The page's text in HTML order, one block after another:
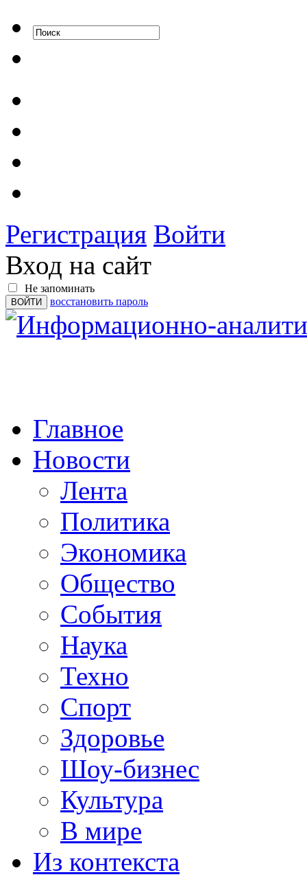
Регистрация Войти
Вход на сайт
Не запоминать
восстановить пароль
Главное
Новости
Лента
Политика
Экономика
Общество
События
Наука
Техно
Спорт
Здоровье
Шоу-бизнес
Культура
В мире
Из контекста